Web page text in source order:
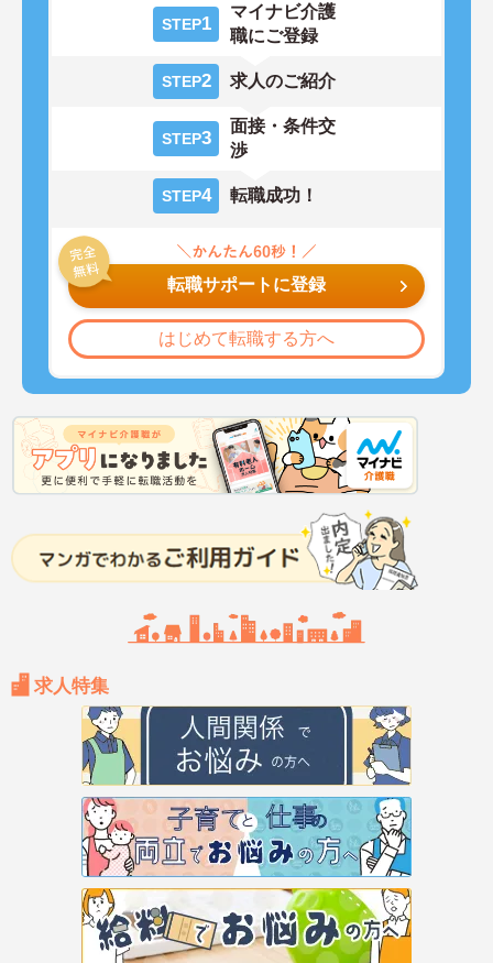
STEP1
マイナビ介護
職にご登録
STEP2 求人のご紹介
STEP3
面接・条件交
渉
STEP4 転職成功！
転職サポートに登録
はじめて転職する方へ
求人特集